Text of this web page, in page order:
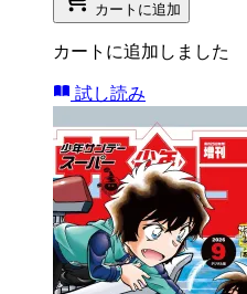
カートに追加
カートに追加しました
試し読み